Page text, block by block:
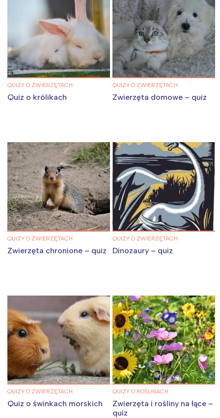
QUIZY O ZWIERZĘTACH
Quiz o królikach
QUIZY O ZWIERZĘTACH
Zwierzęta domowe – quiz
QUIZY O ZWIERZĘTACH
Zwierzęta chronione – quiz
QUIZY O ZWIERZĘTACH
Dinozaury – quiz
QUIZY O ZWIERZĘTACH
Quiz o świnkach morskich
QUIZY O ROŚLINACH
Zwierzęta i rośliny na łące –
quiz